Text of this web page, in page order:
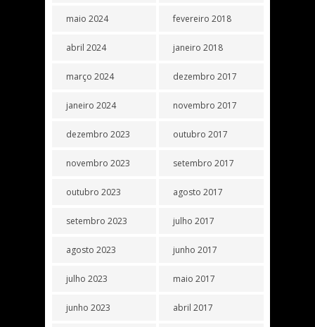
maio 2024
abril 2024
março 2024
janeiro 2024
dezembro 2023
novembro 2023
outubro 2023
setembro 2023
agosto 2023
julho 2023
junho 2023
fevereiro 2018
janeiro 2018
dezembro 2017
novembro 2017
outubro 2017
setembro 2017
agosto 2017
julho 2017
junho 2017
maio 2017
abril 2017